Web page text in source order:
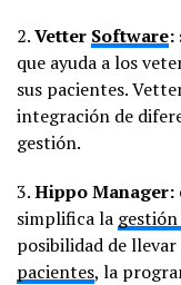
2.Vetter Software:
que ayuda a los
sus pacientes.
integración de
gestión.
3.Hippo Manager:
simplifica la
posibilidad de
pacientes, la